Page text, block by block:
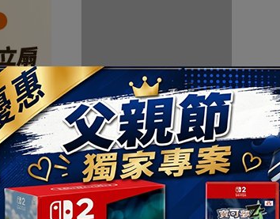
【TOSHIBA 東芝】REGZA 50型 4K QLED
$ 13111